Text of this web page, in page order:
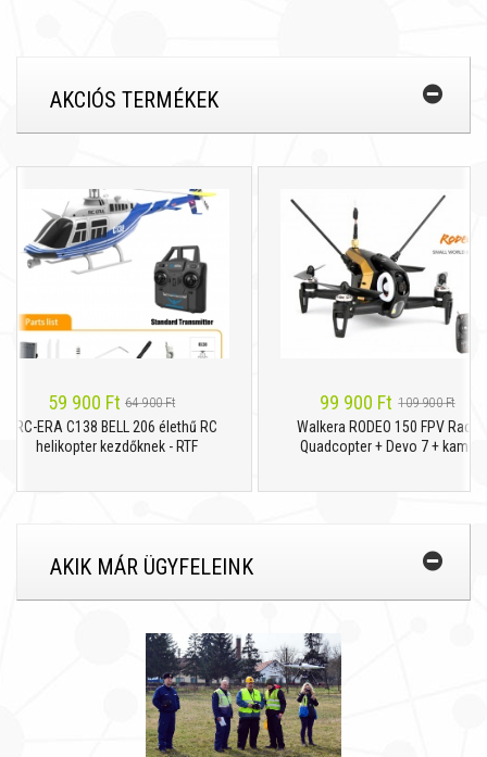
AKCIÓS TERMÉKEK
59 900 Ft 64 900 Ft
RC-ERA C138 BELL 206 élethű RC
helikopter kezdőknek - RTF
99 900 Ft 109 900 Ft
Walkera RODEO 150 FPV Racing
Quadcopter + Devo 7 + kamera
AKIK MÁR ÜGYFELEINK